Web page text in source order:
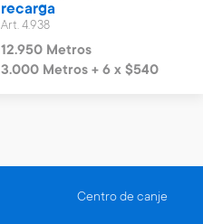
recarga
Art. 4.938
12.950 Metros
3.000 Metros + 6 x $540
Centro de canje